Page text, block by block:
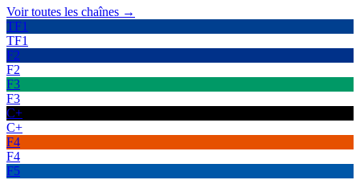
Voir toutes les chaînes →
TF1
TF1
F2
F2
F3
F3
C+
C+
F4
F4
F5